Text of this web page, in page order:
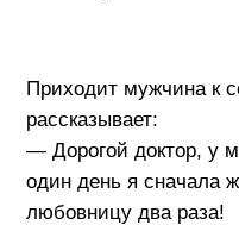
Приходит мужчина к
рассказывает:
— Дорогой доктор, у
один день я сначала
любовницу два раза!